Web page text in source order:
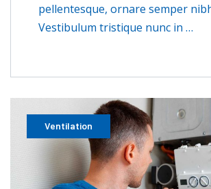
pellentesque, ornare semper
Vestibulum tristique nunc in …
Ventilation